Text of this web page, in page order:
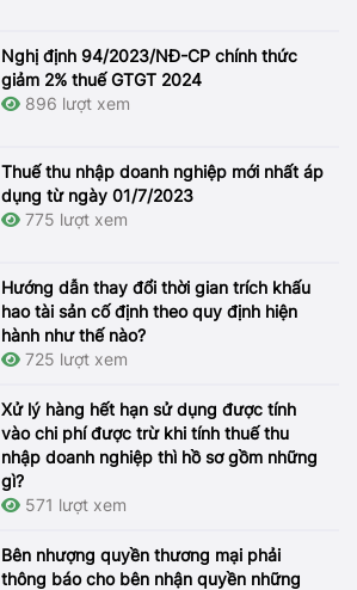
Nghị định 94/2023/NĐ-CP chính thức
giảm 2% thuế GTGT 2024
896 lượt xem
Thuế thu nhập doanh nghiệp mới nhất áp
dụng từ ngày 01/7/2023
775 lượt xem
Hướng dẫn thay đổi thời gian trích khấu
hao tài sản cố định theo quy định hiện
hành như thế nào?
725 lượt xem
Xử lý hàng hết hạn sử dụng được tính
vào chi phí được trừ khi tính thuế thu
nhập doanh nghiệp thì hồ sơ gồm những
gì?
571 lượt xem
Bên nhượng quyền thương mại phải
thông báo cho bên nhận quyền những